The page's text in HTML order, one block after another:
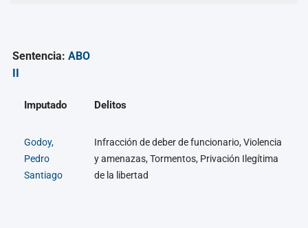
Sentencia: ABO
II
Imputado Delitos
Godoy,
Pedro
Santiago
Infracción de deber de funcionario, Violencia
y amenazas, Tormentos, Privación Ilegítima
de la libertad